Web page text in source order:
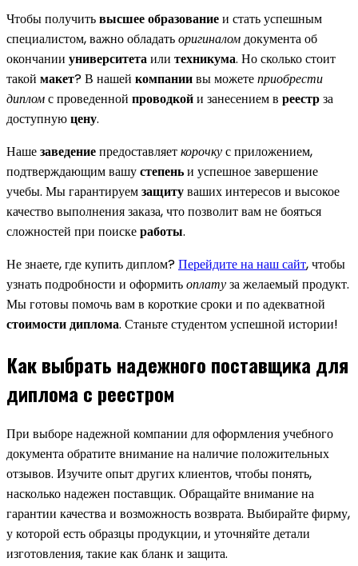
Чтобы получитьвысшее образованиеи стать успешным
специалистом, важно обладатьоригиналомдокумента об
окончании университетаили техникума. Но сколько стоит
такой макет? В нашей компаниивы можетеприобрести
дипломс проведенной проводкойи занесением в реестрза
доступнуюцену.
Нашезаведениепредоставляеткорочкус приложением,
подтверждающим вашустепеньи успешное завершение
учебы. Мы гарантируемзащитуваших интересов и высокое
качество выполнения заказа, что позволит вам не бояться
сложностей при поискеработы.
Не знаете, где купить диплом?Перейдите на наш сайт, чтобы
узнать подробности и оформитьоплатуза желаемый продукт.
Мы готовы помочь вам в короткие сроки и по адекватной
стоимости диплома. Станьте студентом успешной истории!
Как выбрать надежного поставщика для
диплома с реестром
При выборе надежной компании для оформления учебного
документа обратите внимание на наличие положительных
отзывов. Изучите опыт других клиентов, чтобы понять,
насколько надежен поставщик. Обращайте внимание на
гарантии качества и возможность возврата. Выбирайте фирму,
у которой есть образцы продукции, и уточняйте детали
изготовления, такие как бланк и защита.